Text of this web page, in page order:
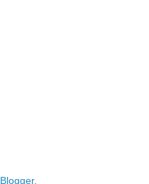
Blogger.